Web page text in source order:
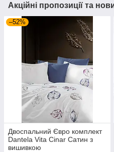
Акційні пропозиції та
–52%
Двоспальний Євро комплект
Dantela Vita Cinar Сатин з
вишивкою